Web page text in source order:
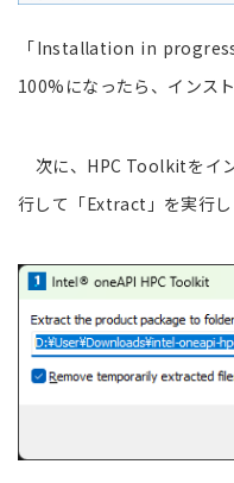
「Installation in
100%になったら、インス
次に、HPC Toolkitをイ
行して「Extract」を実行し